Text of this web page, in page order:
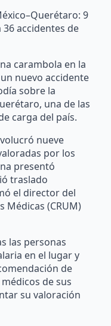
9
accidentes de
carambola en la
nuevo accidente
sobre la
una de las
carga del país.
nueve
por los
presentó
traslado
el director del
Médicas (CRUM)
las personas
en el lugar y
de
de sus
su valoración